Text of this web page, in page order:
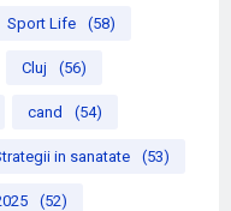
Sport Life (58)
Cluj (56)
cand (54)
in sanatate (53)
(52)